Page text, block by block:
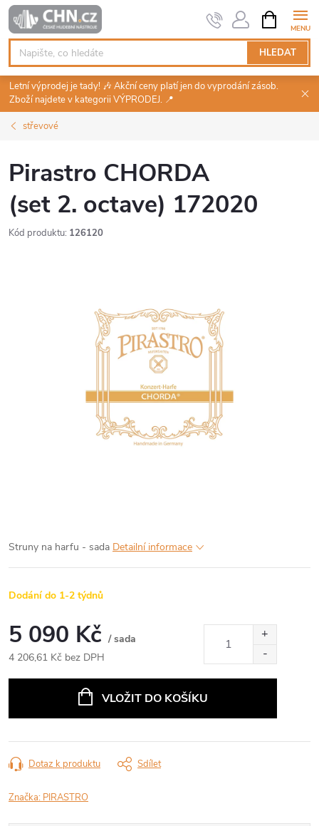
Přejít
na
obsah
HLEDAT
NÁKUPNÍ
KOŠÍK
Letní výprodej je tady! 🎶 Akční ceny platí jen do vyprodání zásob.
Zboží najdete v kategorii VÝPRODEJ. 📍
střevové
Pirastro CHORDA
(set 2. octave) 172020
Kód produktu: 126120
Struny na harfu - sada Detailní informace
Dodání do 1-2 týdnů
5 090 Kč / sada
4 206,61 Kč bez DPH
VLOŽIT DO KOŠÍKU
Dotaz k produktu Sdílet
Značka: PIRASTRO